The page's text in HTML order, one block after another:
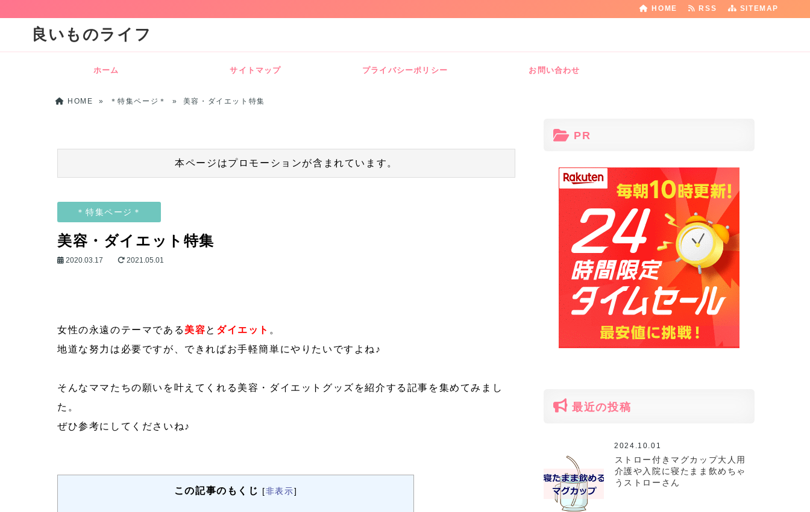
SITEMAP
RSS
HOME
良いものライフ
ホーム サイトマップ プライバシーポリシー お問い合わせ
HOME » ＊特集ページ＊ » 美容・ダイエット特集
本ページはプロモーションが含まれています。
＊特集ページ＊
美容・ダイエット特集
2020.03.17 2021.05.01
女性の永遠のテーマである 美容と ダイエット 。
地道な努力は必要ですが、できればお手軽簡単にやりたいですよね♪
そんなママたちの願いを叶えてくれる美容・ダイエットグッズを紹介する記事を集めてみまし
た。
ぜひ参考にしてくださいね♪
この記事のもくじ [非表示]
PR
最近の投稿
2024.10.01
ストロー付きマグカップ大人用
介護や入院に寝たまま飲めちゃ
うストローさん